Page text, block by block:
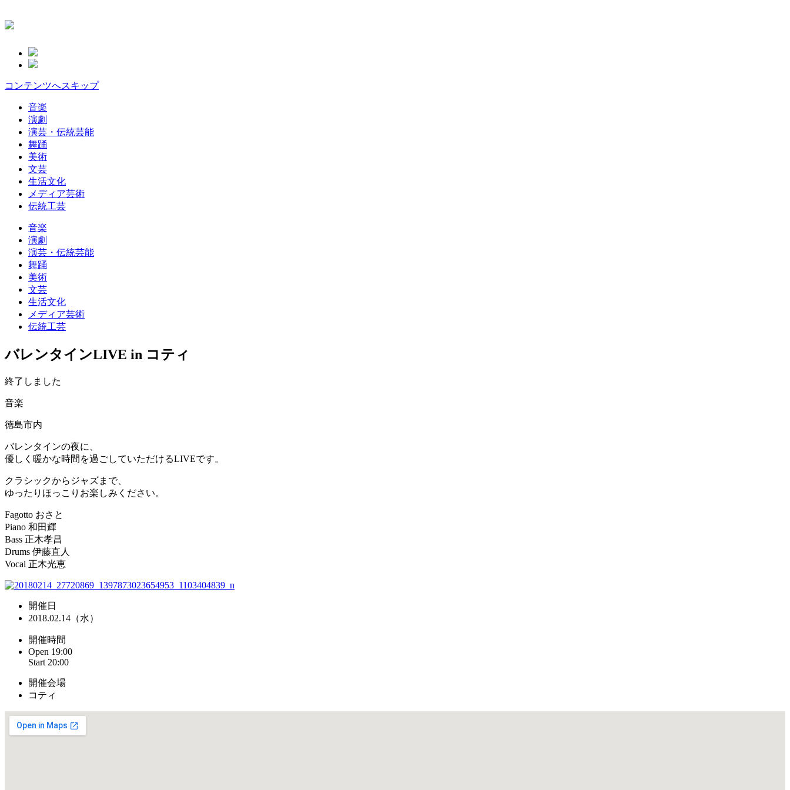
コンテンツへスキップ
音楽
演劇
演芸・伝統芸能
舞踊
美術
文芸
生活文化
メディア芸術
伝統工芸
音楽
演劇
演芸・伝統芸能
舞踊
美術
文芸
生活文化
メディア芸術
伝統工芸
バレンタインLIVE in コティ
終了しました
音楽
徳島市内
バレンタインの夜に、
優しく暖かな時間を過ごしていただけるLIVEです。
クラシックからジャズまで、
ゆったりほっこりお楽しみください。
Fagotto おさと
Piano 和田輝
Bass 正木孝昌
Drums 伊藤直人
Vocal 正木光恵
開催日
2018.02.14（水）
開催時間
Open 19:00
Start 20:00
開催会場
コティ